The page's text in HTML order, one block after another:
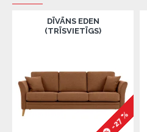
DĪVĀNS EDEN
(TRĪSVIETĪGS)
-27 %